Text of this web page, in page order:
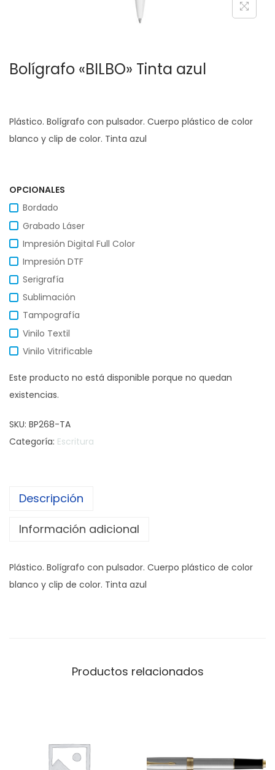
c
n
d
Bolígrafo «BILBO» Tinta azul
Plástico. Bolígrafo con pulsador. Cuerpo plástico de color
blanco y clip de color. Tinta azul
OPCIONALES
Bordado
Grabado Láser
Impresión Digital Full Color
Impresión DTF
Serigrafía
Sublimación
Tampografía
Vinilo Textil
Vinilo Vitrificable
Este producto no está disponible porque no quedan
existencias.
SKU: BP268-TA
Categoría: Escritura
Descripción
Información adicional
Plástico. Bolígrafo con pulsador. Cuerpo plástico de color
blanco y clip de color. Tinta azul
Productos relacionados